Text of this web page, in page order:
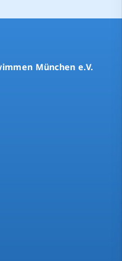
München e.V.